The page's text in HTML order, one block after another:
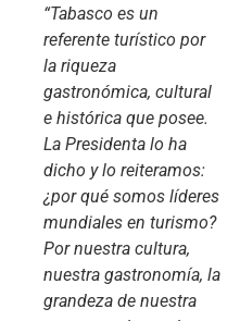
“Tabasco es un
referente turístico por
la riqueza
gastronómica, cultural
e histórica que posee.
La Presidenta lo ha
dicho y lo reiteramos:
¿por qué somos líderes
mundiales en turismo?
Por nuestra cultura,
nuestra gastronomía, la
grandeza de nuestra